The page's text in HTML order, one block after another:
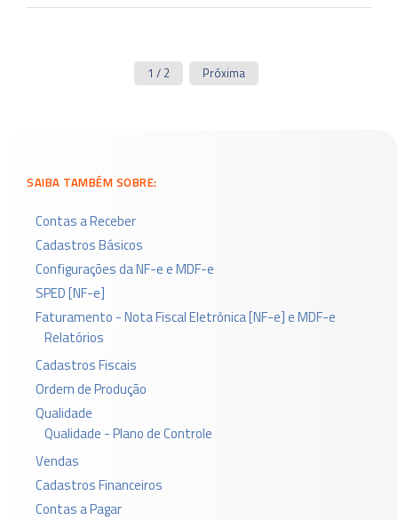
SAIBA TAMBÉM SOBRE:
Contas a Receber
Cadastros Básicos
Configurações da NF-e e MDF-e
SPED [NF-e]
Faturamento - Nota Fiscal Eletrônica [NF-e] e MDF-e
Relatórios
Cadastros Fiscais
Ordem de Produção
Qualidade
Qualidade - Plano de Controle
Vendas
Cadastros Financeiros
Contas a Pagar
1 / 2 Próxima